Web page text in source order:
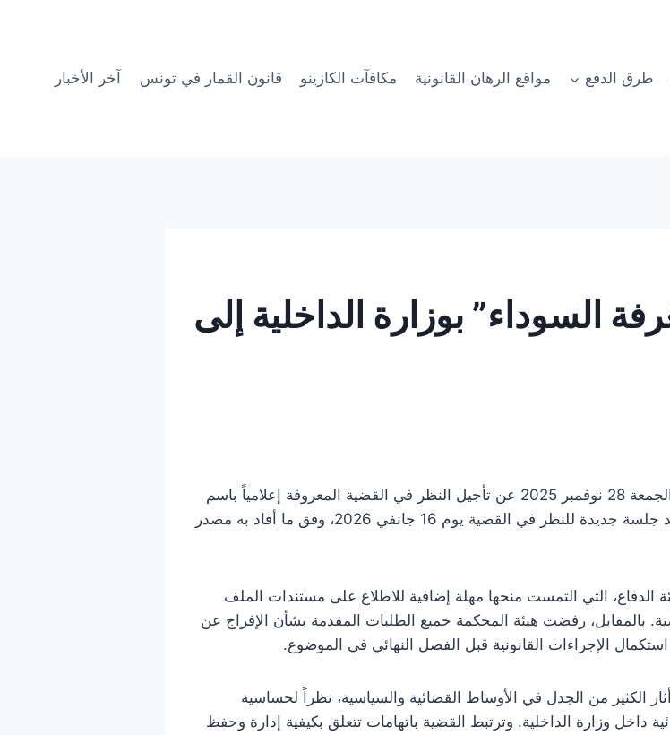
طرق الدفع مواقع الرهان القانونية مكافآت الكازينو قانون القمار في تونس آخر الأخبار
السوداء” بوزارة الداخلية إلى
أعلنت الدائرة الجنائية بمحكمة الاستئناف بتونس اليوم الجمعة 28 نوفمبر 2025 عن تأجيل النظر في القضية المعروفة إعلامياً باسم
“الغرفة السوداء” التابعة لوزارة الداخلية. وقد تقرر تحديد جلسة جديدة للنظر في القضية يوم 16 جانفي 2026، وفق ما أفاد به مصدر
الدفاع، التي التمست منحها مهلة إضافية للاطلاع على مستندات الملف
بالمقابل، رفضت هيئة المحكمة جميع الطلبات المقدمة بشأن الإفراج عن
الإجراءات القانونية قبل الفصل النهائي في الموضوع.
الكثير من الجدل في الأوساط القضائية والسياسية، نظراً لحساسية
داخل وزارة الداخلية. وترتبط القضية باتهامات تتعلق بكيفية إدارة وحفظ